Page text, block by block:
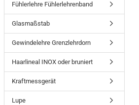
Fühlerlehre Fühlerlehrenband
Glasmaßstab
Gewindelehre Grenzlehrdorn
Haarlineal INOX oder bruniert
Kraftmessgerät
Lupe